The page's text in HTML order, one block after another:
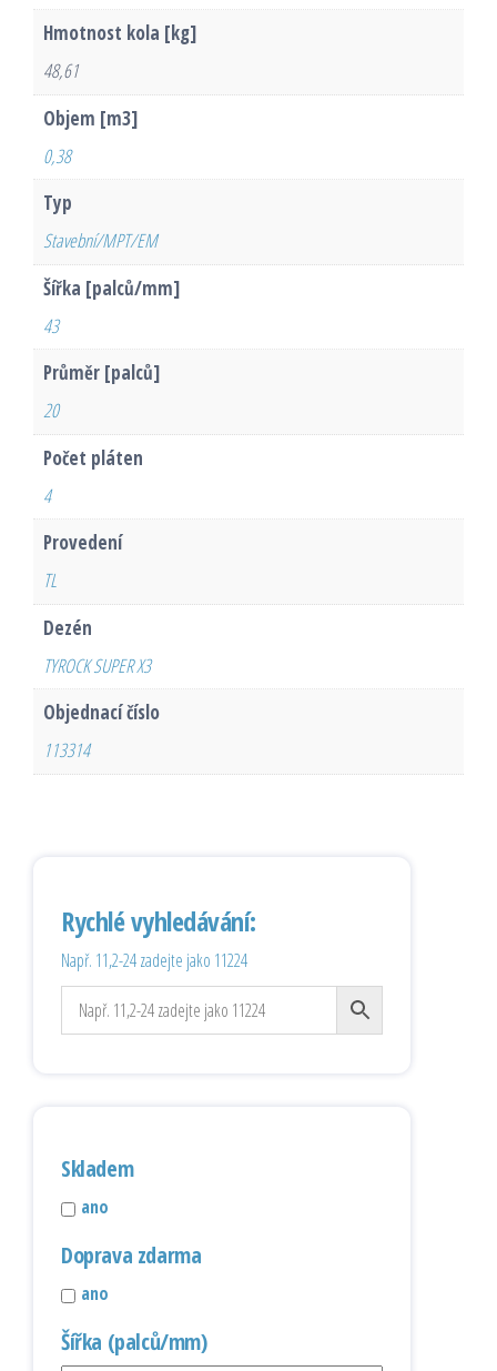
Hmotnost kola [kg]
48,61
Objem [m3]
0,38
Typ
Stavební/MPT/EM
Šířka [palců/mm]
43
Průměr [palců]
20
Počet pláten
4
Provedení
TL
Dezén
TYROCK SUPER X3
Objednací číslo
113314
Rychlé vyhledávání:
Např. 11,2-24 zadejte jako 11224
Skladem
ano
Doprava zdarma
ano
Šířka (palců/mm)